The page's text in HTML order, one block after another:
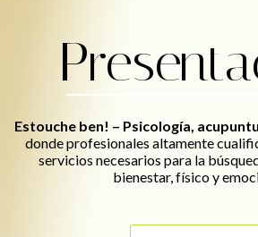
Estouche ben! – Psicología,
donde profesionales altamente
servicios necesarios para la
bienestar, físico y